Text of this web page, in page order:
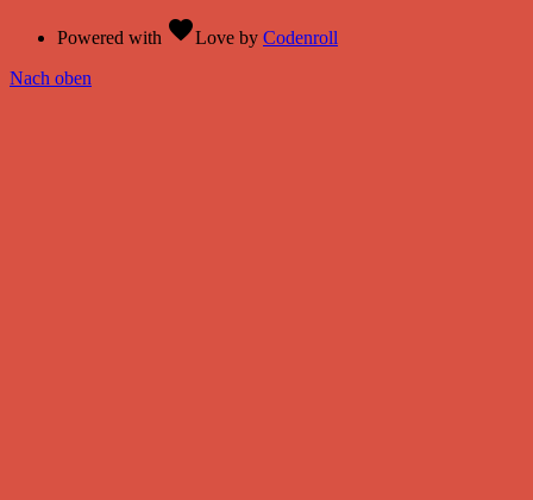
Powered with favoriteLove by Codenroll
Nach oben